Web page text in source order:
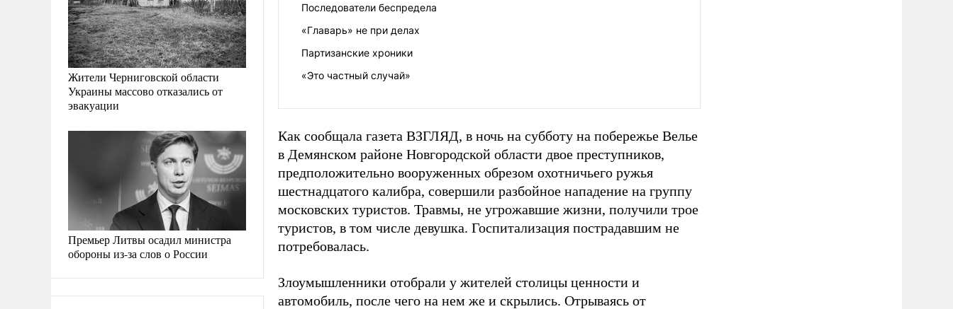
Жители Черниговской области
Украины массово отказались от
эвакуации
Премьер Литвы осадил министра
обороны из-за слов о России
Последователи беспредела
«Главарь» не при делах
Партизанские хроники
«Это частный случай»
Как сообщала газета ВЗГЛЯД, в ночь на субботу на побережье Велье
в Демянском районе Новгородской области двое преступников,
предположительно вооруженных обрезом охотничьего ружья
шестнадцатого калибра, совершили разбойное нападение на группу
московских туристов. Травмы, не угрожавшие жизни, получили трое
туристов, в том числе девушка. Госпитализация пострадавшим не
потребовалась.
Злоумышленники отобрали у жителей столицы ценности и
автомобиль, после чего на нем же и скрылись. Отрываясь от